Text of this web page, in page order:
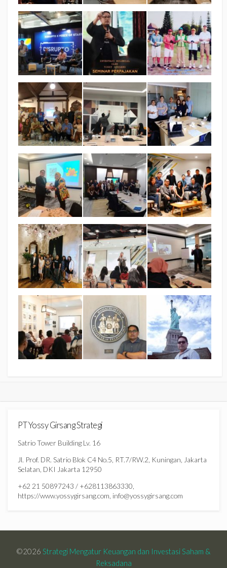
PT Yossy Girsang Strategi
Satrio Tower Building Lv. 16
Jl. Prof. DR. Satrio Blok C4 No.5, RT.7/RW.2, Kuningan, Jakarta
Selatan, DKI Jakarta 12950
+62 21 50897243 / +628113863330,
https://www.yossygirsang.com, info@yossygirsang.com
©2026 Strategi Mengatur Keuangan dan Investasi Saham &
Reksadana